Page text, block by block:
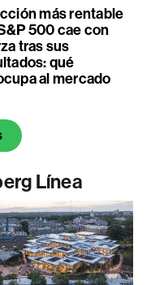
más rentable
500 cae con
tras sus
qué
al mercado
Línea